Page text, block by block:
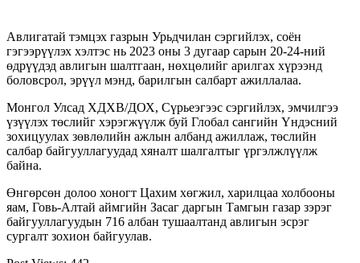
Авлигатай тэмцэх газрын Урьдчилан сэргийлэх, соён
гэгээрүүлэх хэлтэс нь 2023 оны 3 дугаар сарын 20-24-ний
өдрүүдэд авлигын шалтгаан, нөхцөлийг арилгах хүрээнд
боловсрол, эрүүл мэнд, барилгын салбарт ажиллалаа.
Монгол Улсад ХДХВ/ДОХ, Сүрьеэгээс сэргийлэх, эмчилгээ
үзүүлэх төслийг хэрэгжүүлж буй Глобал сангийн Үндэсний
зохицуулах зөвлөлийн ажлын албанд ажиллаж, төслийн
салбар байгууллагуудад хяналт шалгалтыг үргэлжлүүлж
байна.
Өнгөрсөн долоо хоногт Цахим хөгжил, харилцаа холбооны
яам, Говь-Алтай аймгийн Засаг даргын Тамгын газар зэрэг
байгууллагуудын 716 албан тушаалтанд авлигын эсрэг
сургалт зохион байгуулав.